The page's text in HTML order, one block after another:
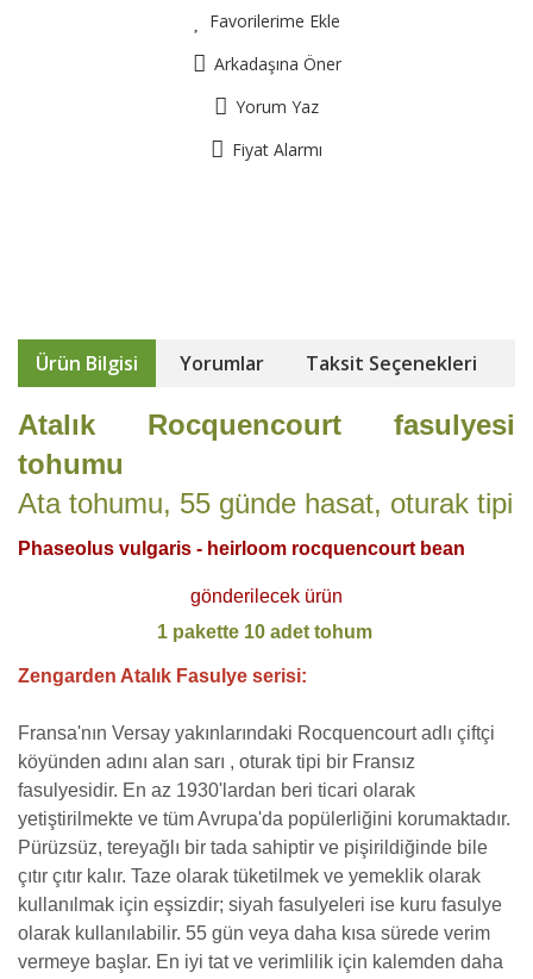
Favorilerime Ekle
Arkadaşına Öner
Yorum Yaz
Fiyat Alarmı
Ürün Bilgisi Yorumlar Taksit Seçenekleri
Atalık Rocquencourt fasulyesi
tohumu
Ata tohumu, 55 günde hasat, oturak tipi
Phaseolus vulgaris - heirloom rocquencourt bean
gönderilecek ürün
1 pakette 10 adet tohum
Zengarden Atalık Fasulye serisi:
Fransa'nın Versay yakınlarındaki Rocquencourt adlı çiftçi
köyünden adını alan sarı , oturak tipi bir Fransız
fasulyesidir. En az 1930'lardan beri ticari olarak
yetiştirilmekte ve tüm Avrupa'da popülerliğini korumaktadır.
Pürüzsüz, tereyağlı bir tada sahiptir ve pişirildiğinde bile
çıtır çıtır kalır. Taze olarak tüketilmek ve yemeklik olarak
kullanılmak için eşsizdir; siyah fasulyeleri ise kuru fasulye
olarak kullanılabilir. 55 gün veya daha kısa sürede verim
vermeye başlar. En iyi tat ve verimlilik için kalemden daha